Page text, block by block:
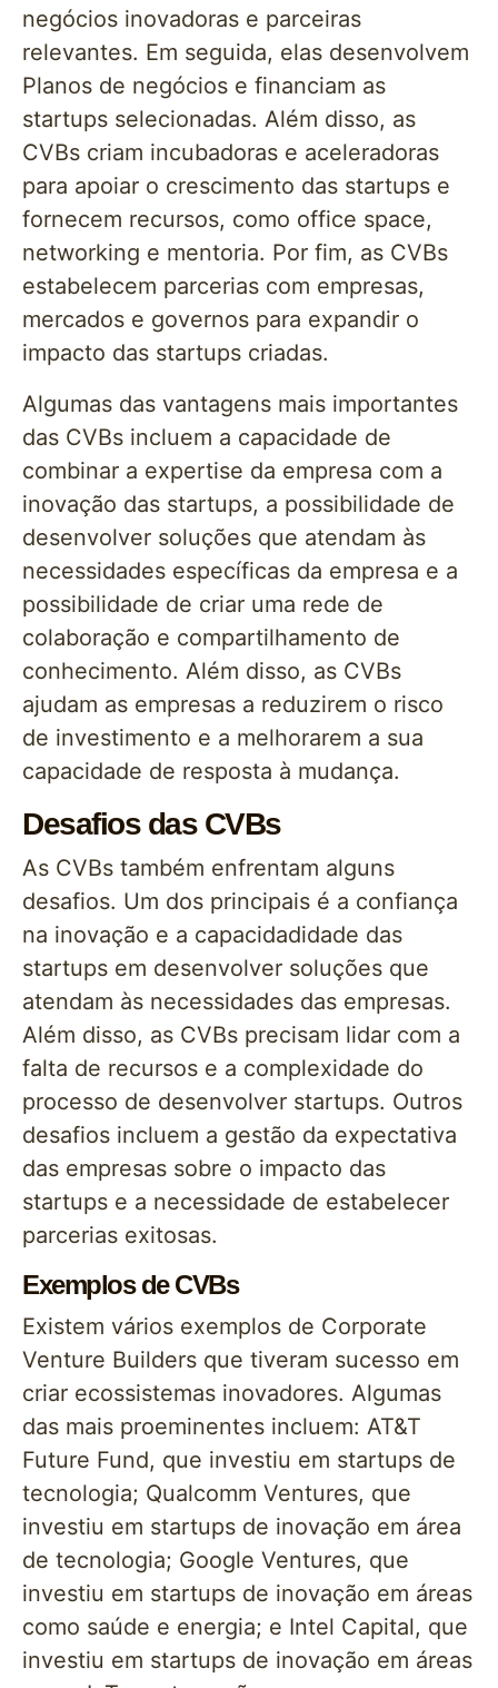
negócios inovadoras e parceiras
relevantes. Em seguida, elas desenvolvem
Planos de negócios e financiam as
startups selecionadas. Além disso, as
CVBs criam incubadoras e aceleradoras
para apoiar o crescimento das startups e
fornecem recursos, como office space,
networking e mentoria. Por fim, as CVBs
estabelecem parcerias com empresas,
mercados e governos para expandir o
impacto das startups criadas.
Algumas das vantagens mais importantes
das CVBs incluem a capacidade de
combinar a expertise da empresa com a
inovação das startups, a possibilidade de
desenvolver soluções que atendam às
necessidades específicas da empresa e a
possibilidade de criar uma rede de
colaboração e compartilhamento de
conhecimento. Além disso, as CVBs
ajudam as empresas a reduzirem o risco
de investimento e a melhorarem a sua
capacidade de resposta à mudança.
Desafios das CVBs
As CVBs também enfrentam alguns
desafios. Um dos principais é a confiança
na inovação e a capacidadidade das
startups em desenvolver soluções que
atendam às necessidades das empresas.
Além disso, as CVBs precisam lidar com a
falta de recursos e a complexidade do
processo de desenvolver startups. Outros
desafios incluem a gestão da expectativa
das empresas sobre o impacto das
startups e a necessidade de estabelecer
parcerias exitosas.
Exemplos de CVBs
Existem vários exemplos de Corporate
Venture Builders que tiveram sucesso em
criar ecossistemas inovadores. Algumas
das mais proeminentes incluem: AT&T
Future Fund, que investiu em startups de
tecnologia; Qualcomm Ventures, que
investiu em startups de inovação em área
de tecnologia; Google Ventures, que
investiu em startups de inovação em áreas
como saúde e energia; e Intel Capital, que
investiu em startups de inovação em áreas